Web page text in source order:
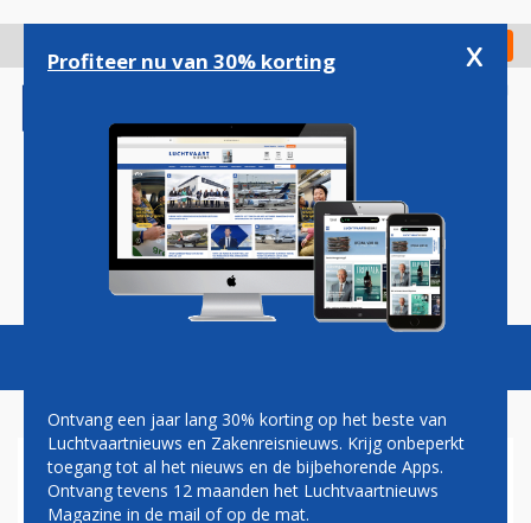
gaan
Check in
Magazine Podcasts Vacatures
KLM MOET LIJNDIENST
Profiteer nu van 30% korting x
Ontvang een jaar lang 30% korting op het beste van
Luchtvaartnieuws en Zakenreisnieuws. Krijg onbeperkt
toegang tot al het nieuws en de bijbehorende Apps.
Ontvang tevens 12 maanden het Luchtvaartnieuws
Magazine in de mail of op de mat.